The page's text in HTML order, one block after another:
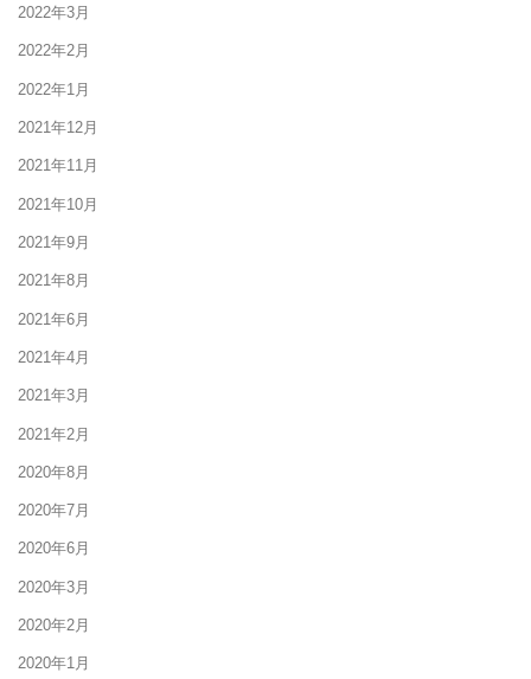
2022年3月
2022年2月
2022年1月
2021年12月
2021年11月
2021年10月
2021年9月
2021年8月
2021年6月
2021年4月
2021年3月
2021年2月
2020年8月
2020年7月
2020年6月
2020年3月
2020年2月
2020年1月